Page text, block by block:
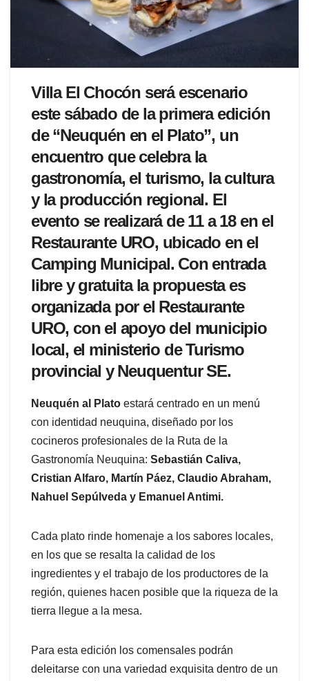
Villa El Chocón será escenario
este sábado de la primera edición
de “Neuquén en el Plato”, un
encuentro que celebra la
gastronomía, el turismo, la cultura
y la producción regional. El
evento se realizará de 11 a 18 en el
Restaurante URO, ubicado en el
Camping Municipal. Con entrada
libre y gratuita la propuesta es
organizada por el Restaurante
URO, con el apoyo del municipio
local, el ministerio de Turismo
provincial y Neuquentur SE.
Neuquén al Plato estará centrado en un menú
con identidad neuquina, diseñado por los
cocineros profesionales de la Ruta de la
Gastronomía Neuquina: Sebastián Caliva,
Cristian Alfaro, Martín Páez, Claudio Abraham,
Nahuel Sepúlveda y Emanuel Antimi.
Cada plato rinde homenaje a los sabores locales,
en los que se resalta la calidad de los
ingredientes y el trabajo de los productores de la
región, quienes hacen posible que la riqueza de la
tierra llegue a la mesa.
Para esta edición los comensales podrán
deleitarse con una variedad exquisita dentro de un